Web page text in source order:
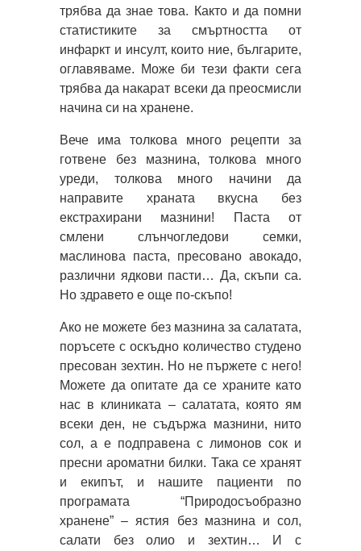
трябва да знае това. Както и да помни
статистиките за смъртността от
инфаркт и инсулт, които ние, българите,
оглавяваме. Може би тези факти сега
трябва да накарат всеки да преосмисли
начина си на хранене.
Вече има толкова много рецепти за
готвене без мазнина, толкова много
уреди, толкова много начини да
направите храната вкусна без
екстрахирани мазнини! Паста от
смлени слънчогледови семки,
маслинова паста, пресовано авокадо,
различни ядкови пасти… Да, скъпи са.
Но здравето е още по-скъпо!
Ако не можете без мазнина за салатата,
поръсете с оскъдно количество студено
пресован зехтин. Но не пържете с него!
Можете да опитате да се храните като
нас в клиниката – салатата, която ям
всеки ден, не съдържа мазнини, нито
сол, а е подправена с лимонов сок и
пресни ароматни билки. Така се хранят
и екипът, и нашите пациенти по
програмата “Природосъобразно
хранене” – ястия без мазнина и сол,
салати без олио и зехтин… И с